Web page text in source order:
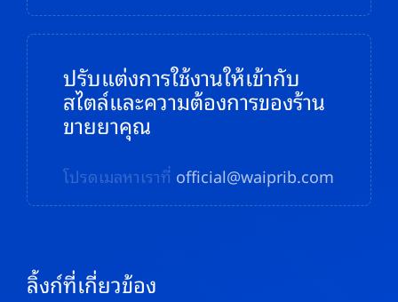
ปรับแต่งการใช้งานให้เข้ากับ
สไตล์และความต้องการของร้าน
ขายยาคุณ
โปรดเมลหาเราที่ official@waiprib.com
ลิ้งก์ที่เกี่ยวข้อง